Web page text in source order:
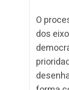
O
dos